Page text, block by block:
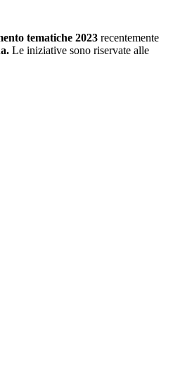
tematiche 2023 recentemente
. Le iniziative sono riservate alle